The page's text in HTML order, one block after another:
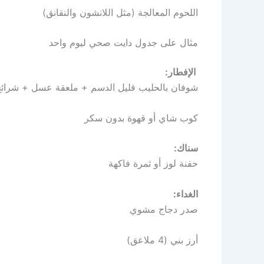
اللحوم المعالجة (مثل اللانشون والنقانق)
مثال على جدول دايت صحي ليوم واحد
الإفطار:
شوفان بالحليب قليل الدسم + ملعقة عسل +
كوب شاي أو قهوة بدون سكر
سناك:
حفنة لوز أو ثمرة فاكهة
الغداء:
صدر دجاج مشوي
أرز بني (4 ملاعق)